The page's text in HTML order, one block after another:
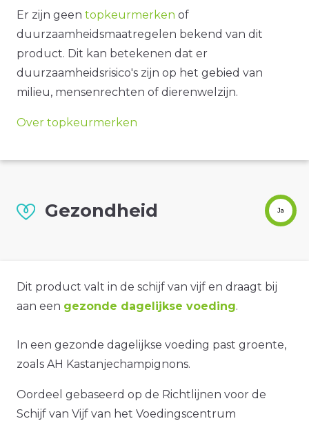
Er zijn geen topkeurmerken of
duurzaamheidsmaatregelen bekend van dit
product. Dit kan betekenen dat er
duurzaamheidsrisico's zijn op het gebied van
milieu, mensenrechten of dierenwelzijn.
Over topkeurmerken
Gezondheid Ja
Dit product valt in de schijf van vijf en draagt bij
aan een gezonde dagelijkse voeding.
In een gezonde dagelijkse voeding past groente,
zoals AH Kastanjechampignons.
Oordeel gebaseerd op de Richtlijnen voor de
Schijf van Vijf van het Voedingscentrum